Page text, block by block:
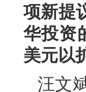
项新提
华投资
美元以
汪文